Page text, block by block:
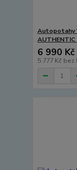
Autopotahy
6 990 Kč
5 777 Kč bez